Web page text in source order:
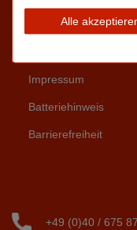
Widerrufsrecht
Impressum
Batteriehinweis
Barrierefreiheit
+49 (0)40 / 675
Alle